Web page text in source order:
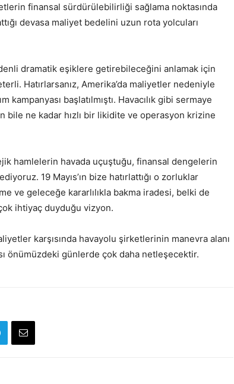
finansal sürdürülebilirliği sağlama noktasında
devasa maliyet bedelini uzun rota yolcuları
dramatik eşiklere getirebileceğini anlamak için
Hatırlarsanız, Amerika’da maliyetler nedeniyle
kampanyası başlatılmıştı. Havacılık gibi sermaye
bile ne kadar hızlı bir likidite ve operasyon krizine
hamlelerin havada uçuştuğu, finansal dengelerin
19 Mayıs’ın bize hatırlattığı o zorluklar
ve geleceğe kararlılıkla bakma iradesi, belki de
ihtiyaç duyduğu vizyon.
karşısında havayolu şirketlerinin manevra alanı
önümüzdeki günlerde çok daha netleşecektir.